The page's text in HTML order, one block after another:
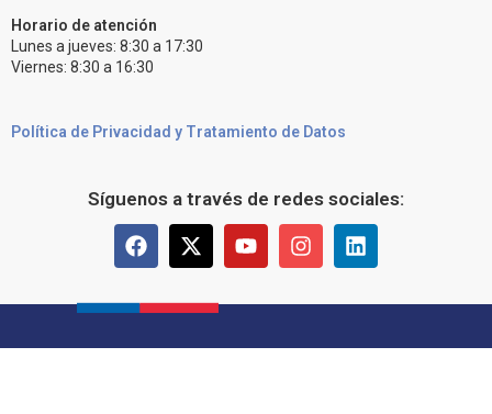
Horario de atención
Lunes a jueves: 8:30 a 17:30
Viernes: 8:30 a 16:30
Política de Privacidad y Tratamiento de Datos
Síguenos a través de redes sociales: